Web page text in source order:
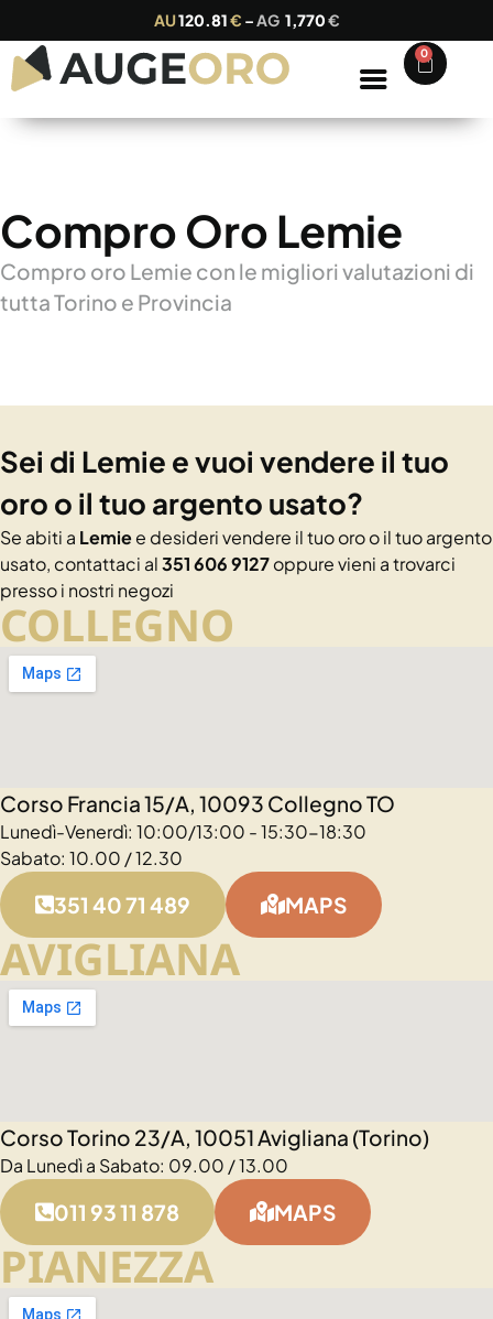
AU120.81€ –AG 1,770€
0
Compro Oro Lemie
Compro oro Lemie con le migliori valutazioni di
tutta Torino e Provincia
Sei di Lemie e vuoi vendere il tuo
oro o il tuo argento usato?
Se abiti a Lemiee desideri vendere il tuo oro o il tuo argento
usato, contattaci al351 606 9127oppure vieni a trovarci
presso i nostri negozi
COLLEGNO
Corso Francia 15/A, 10093 Collegno TO
Lunedì-Venerdì: 10:00/13:00 - 15:30-18:30
Sabato: 10.00 / 12.30
351 40 71 489 MAPS
AVIGLIANA
Corso Torino 23/A, 10051 Avigliana (Torino)
Da Lunedì a Sabato: 09.00 / 13.00
011 93 11 878 MAPS
PIANEZZA